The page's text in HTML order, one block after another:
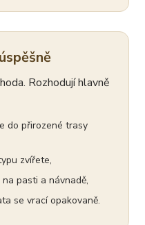
Rozhodují hlavně
do přirozené trasy
zvířete,
pasti a návnadě,
se vrací opakovaně.